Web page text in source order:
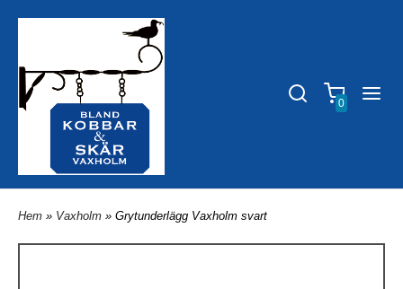
0
Hem » Vaxholm » Grytunderlägg Vaxholm svart